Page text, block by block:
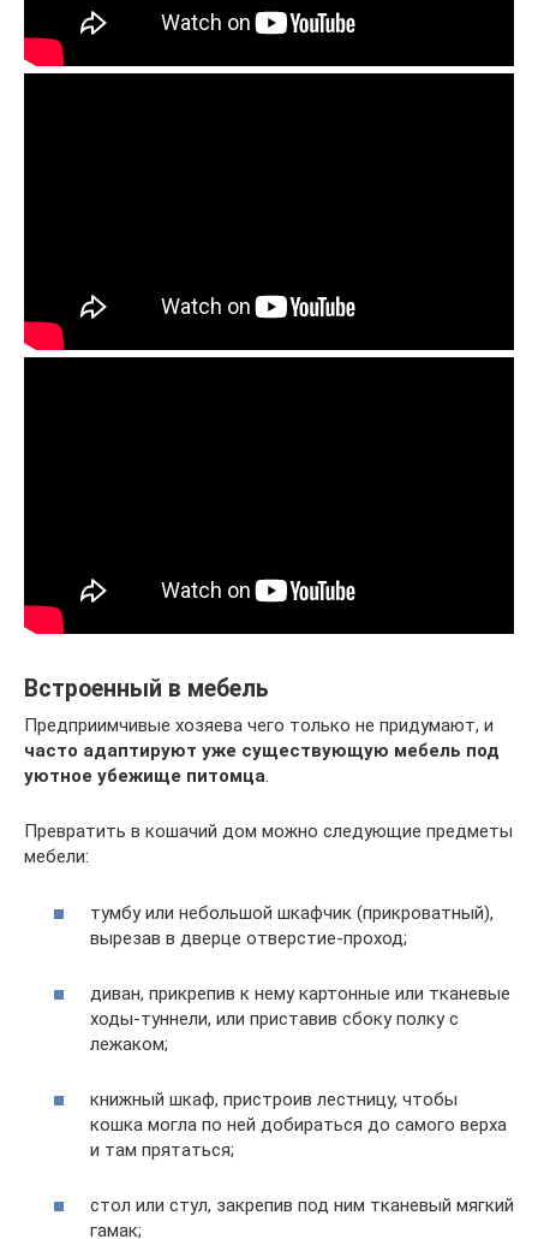
Встроенный в мебель
Предприимчивые хозяева чего только не придумают, и
часто адаптируют уже существующую мебель под
уютное убежище питомца.
Превратить в кошачий дом можно следующие предметы
мебели:
тумбу или небольшой шкафчик (прикроватный),
вырезав в дверце отверстие-проход;
диван, прикрепив к нему картонные или тканевые
ходы-туннели, или приставив сбоку полку с
лежаком;
книжный шкаф, пристроив лестницу, чтобы
кошка могла по ней добираться до самого верха
и там прятаться;
стол или стул, закрепив под ним тканевый мягкий
гамак;